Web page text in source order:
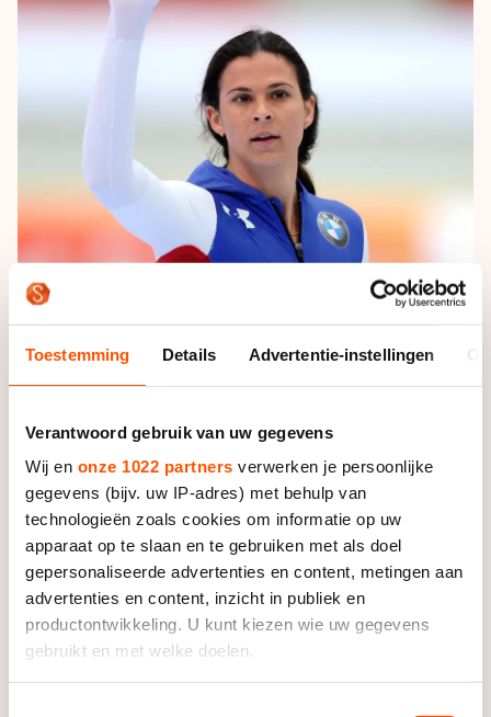
Toestemming Details Advertentie-instellingen
Verantwoord gebruik van uw gegevens
Wij en onze 1022 partners verwerken je persoonlijke
gegevens (bijv. uw IP-adres) met behulp van
technologieën zoals cookies om informatie op uw
apparaat op te slaan en te gebruiken met als doel
gepersonaliseerde advertenties en content, metingen aan
advertenties en content, inzicht in publiek en
productontwikkeling. U kunt kiezen wie uw gegevens
gebruikt en met welke doelen.
Word schaatsfan!
Medaillespiegel
Olympische uitslagen
Van Jong tot Goud verhalen
Foto: Sander Chamid
Op de vraag of ze zelf voor het nieuwe record gaat
zorgen durft ze nog niet direct 'ja' te antwoorden.
Bowe begint aan haar eerste winter bij Team
Stressless en wil zich vooral op prestaties richten, niet
op tijden. Dat maakt eventuele records voor haar een
bijzaak. "Ik denk er niet teveel aan. Als je graag
records wil rijden gaat dat je alleen maar in de weg
staan."
Records of niet, World Cup-zeges staan bovenaan het
lijstje van de Amerikaanse. "Daar wil ik de komende